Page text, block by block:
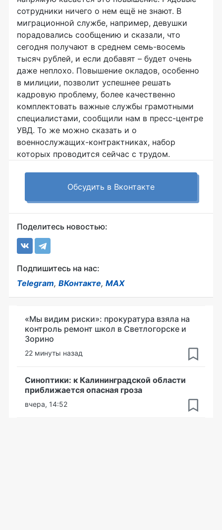
сотрудники ничего о нем ещё не знают. В
миграционной службе, например, девушки
порадовались сообщению и сказали, что
сегодня получают в среднем семь-восемь
тысяч рублей, и если добавят – будет очень
даже неплохо. Повышение окладов, особенно
в милиции, позволит успешнее решать
кадровую проблему, более качественно
комплектовать важные службы грамотными
специалистами, сообщили нам в пресс-центре
УВД. То же можно сказать и о
военнослужащих-контрактниках, набор
которых проводится сейчас с трудом.
Обсудить в Вконтакте
Поделитесь новостью:
Подпишитесь на нас:
Telegram, ВКонтакте, MAX
«Мы видим риски»: прокуратура взяла на
контроль ремонт школ в Светлогорске и
Зорино
22 минуты назад
Синоптики: к Калининградской области
приближается опасная гроза
вчера, 14:52